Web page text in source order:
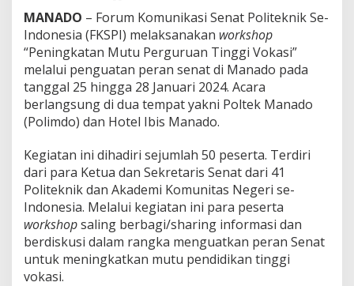
e
n
a
t
K
u
a
u
t
u
P
e
r
g
u
MANADO – Forum Komunikasi Senat Politeknik Se-
Indonesia (FKSPI) melaksanakan workshop
“Peningkatan Mutu Perguruan Tinggi Vokasi”
melalui penguatan peran senat di Manado pada
tanggal 25 hingga 28 Januari 2024. Acara
berlangsung di dua tempat yakni Poltek Manado
(Polimdo) dan Hotel Ibis Manado.
Kegiatan ini dihadiri sejumlah 50 peserta. Terdiri
dari para Ketua dan Sekretaris Senat dari 41
Politeknik dan Akademi Komunitas Negeri se-
Indonesia. Melalui kegiatan ini para peserta
workshopsaling berbagi/sharing informasi dan
berdiskusi dalam rangka menguatkan peran Senat
untuk meningkatkan mutu pendidikan tinggi
vokasi.